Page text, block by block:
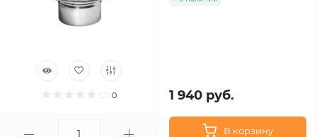
0 1 940 руб.
В корзину